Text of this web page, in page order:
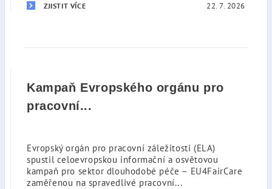
ZJISTIT VÍCE 22. 7. 2026
Kampaň Evropského orgánu pro
pracovní...
Evropský orgán pro pracovní záležitosti (ELA)
spustil celoevropskou informační a osvětovou
kampaň pro sektor dlouhodobé péče – EU4FairCare
zaměřenou na spravedlivé pracovní...